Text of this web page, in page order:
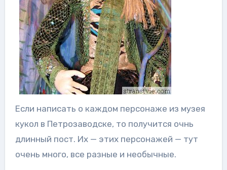
Если написать о каждом персонаже из музея
кукол в Петрозаводске, то получится очнь
длинный пост. Их — этих персонажей — тут
очень много, все разные и необычные.